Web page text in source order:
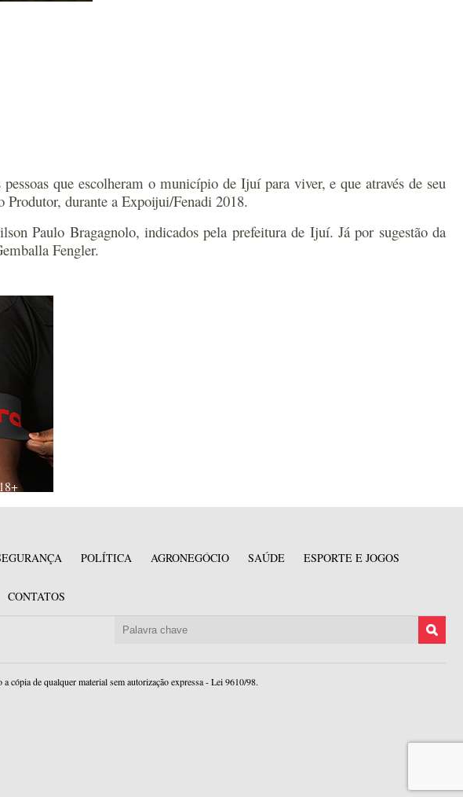
que escolheram o município de Ijuí para viver, e que através de seu
Produtor, durante a Expoijui/Fenadi 2018.
Paulo Bragagnolo, indicados pela prefeitura de Ijuí. Já por sugestão da
Fengler.
POLÍTICA AGRONEGÓCIO SAÚDE ESPORTE E JOGOS
CONTATOS
de qualquer material sem autorização expressa - Lei 9610/98.